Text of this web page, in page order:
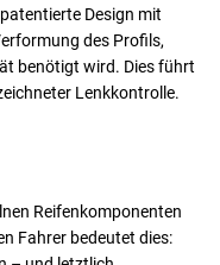
Design mit
des Profils,
benötigt wird. Dies führt
Lenkkontrolle.
Reifenkomponenten
Fahrer bedeutet dies: